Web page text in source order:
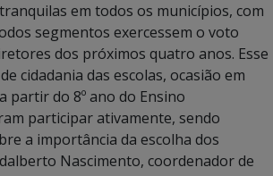
em todos os municípios, com
segmentos exercessem o voto
dos próximos quatro anos. Esse
cidadania das escolas, ocasião em
partir do 8º ano do Ensino
participar ativamente, sendo
a importância da escolha dos
Nascimento, coordenador de